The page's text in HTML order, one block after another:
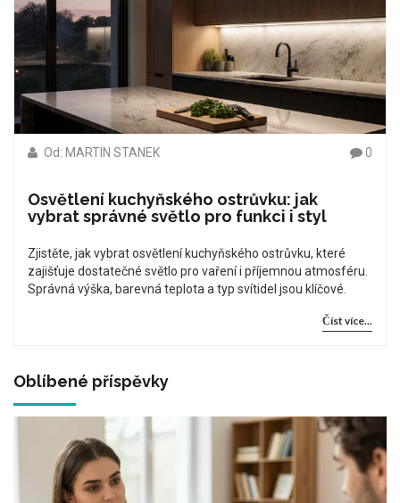
Od: MARTIN STANEK 0
Osvětlení kuchyňského ostrůvku: jak
vybrat správné světlo pro funkci i styl
Zjistěte, jak vybrat osvětlení kuchyňského ostrůvku, které
zajišťuje dostatečné světlo pro vaření i příjemnou atmosféru.
Správná výška, barevná teplota a typ svítidel jsou klíčové.
Číst více...
Oblíbené příspěvky